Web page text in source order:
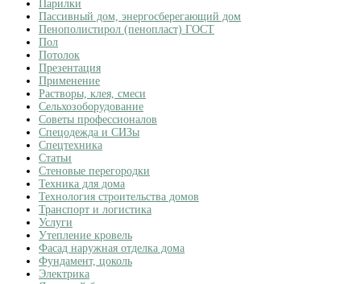
Парилки
Пассивный дом, энергосберегающий дом
Пенополистирол (пенопласт) ГОСТ
Пол
Потолок
Презентация
Применение
Растворы, клея, смеси
Сельхозоборудование
Советы профессионалов
Спецодежда и СИЗы
Спецтехника
Статьи
Стеновые перегородки
Техника для дома
Технология строительства домов
Транспорт и логистика
Услуги
Утепление кровель
Фасад наружная отделка дома
Фундамент, цоколь
Электрика